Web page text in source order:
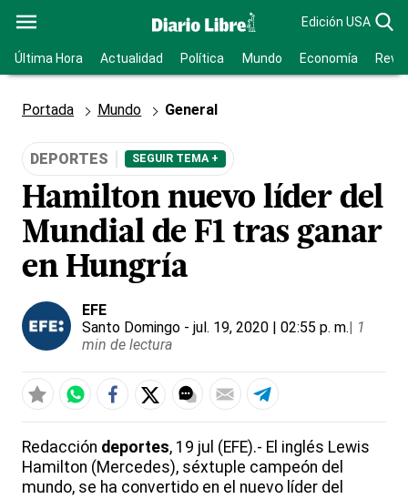
Edición USA
Última Hora Actualidad Política Mundo Economía
Portada Mundo General
DEPORTES SEGUIR TEMA +
Hamilton nuevo líder del
Mundial de F1 tras ganar
en Hungría
EFE
Santo Domingo - jul. 19, 2020 | 02:55 p. m.| 1
min de lectura
Redacción deportes, 19 jul (EFE).- El inglés Lewis
Hamilton (Mercedes), séxtuple campeón del
mundo, se ha convertido en el nuevo líder del